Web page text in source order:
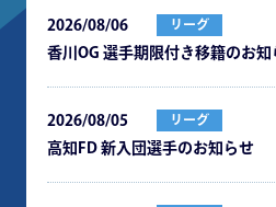
2026/08/06 リーグ
⾹川OG 選⼿期限付き移籍のお知
2026/08/05 リーグ
⾼知FD 新⼊団選⼿のお知らせ